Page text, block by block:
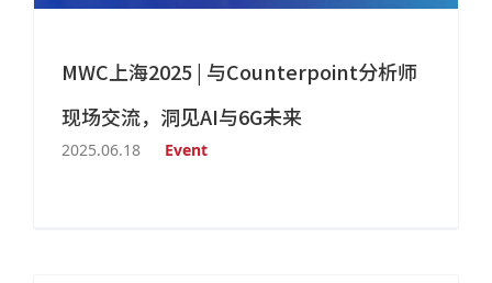
MWC上海2025 | 与Counterpoint分析师
现场交流，洞见AI与6G未来
2025.06.18 Event